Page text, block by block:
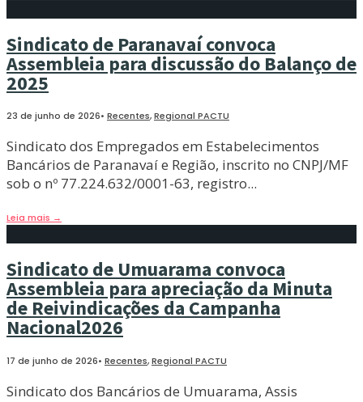
Sindicato de Paranavaí convoca
Assembleia para discussão do Balanço de
2025
23 de junho de 2026• Recentes,Regional PACTU
Sindicato dos Empregados em Estabelecimentos
Bancários de Paranavaí e Região, inscrito no CNPJ/MF
sob o nº 77.224.632/0001-63, registro...
Leia mais →
Sindicato de Umuarama convoca
Assembleia para apreciação da Minuta
de Reivindicações da Campanha
Nacional2026
17 de junho de 2026• Recentes,Regional PACTU
Sindicato dos Bancários de Umuarama, Assis